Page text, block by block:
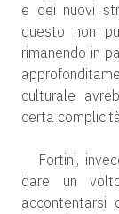
e dei nuovi
questo non
rimanendo in
culturale
certa
Fortini,
dare un
accontentarsi